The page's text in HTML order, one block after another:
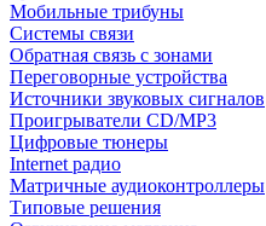
Мобильные трибуны
Системы связи
Обратная связь с зонами
Переговорные устройства
Источники звуковых сигналов
Проигрыватели CD/MP3
Цифровые тюнеры
Internet радио
Матричные аудиоконтроллеры
Типовые решения